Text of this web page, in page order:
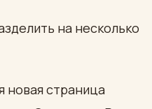
на несколько
новая страница